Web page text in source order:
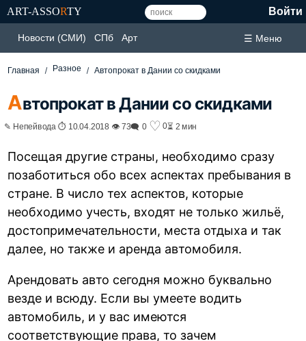
ART-ASSORTY Войти
Новости (СМИ) СПб Арт ☰ Меню
Главная Разное Автопрокат в Дании со скидками
Автопрокат в Дании со скидками
✎ Непейвода ⏱ 10.04.2018 👁 73🗨 0 ♡ 0⏳ 2 мин
Посещая другие страны, необходимо сразу
позаботиться обо всех аспектах пребывания в
стране. В число тех аспектов, которые
необходимо учесть, входят не только жильё,
достопримечательности, места отдыха и так
далее, но также и аренда автомобиля.
Арендовать авто сегодня можно буквально
везде и всюду. Если вы умеете водить
автомобиль, и у вас имеются
соответствующие права, то зачем